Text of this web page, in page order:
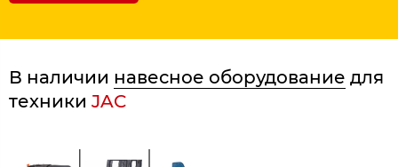
В наличии навесное оборудование для
техники JAC